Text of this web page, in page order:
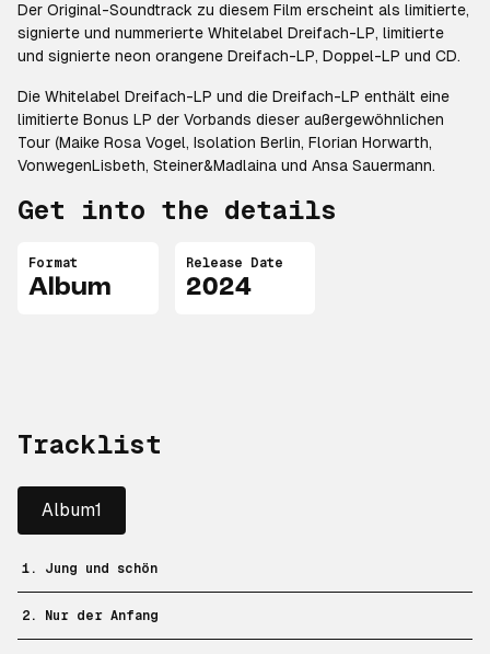
Der Original-Soundtrack zu diesem Film erscheint als limitierte,
signierte und nummerierte Whitelabel Dreifach-LP, limitierte
und signierte neon orangene Dreifach-LP, Doppel-LP und CD.
Die Whitelabel Dreifach-LP und die Dreifach-LP enthält eine
limitierte Bonus LP der Vorbands dieser außergewöhnlichen
Tour (Maike Rosa Vogel, Isolation Berlin, Florian Horwarth,
VonwegenLisbeth, Steiner&Madlaina und Ansa Sauermann.
Get into the details
Format
Album
Release Date
2024
Tracklist
Album1
1. Jung und schön
2. Nur der Anfang